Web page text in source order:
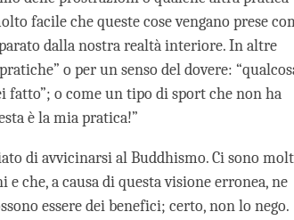
facile che queste cose vengano prese
dalla nostra realtà interiore. In altre
o per un senso del dovere:
fatto”; o come un tipo di sport che non ha
è la mia pratica!”
di avvicinarsi al Buddhismo. Ci sono
che, a causa di questa visione erronea, ne
essere dei benefici; certo, non lo nego.